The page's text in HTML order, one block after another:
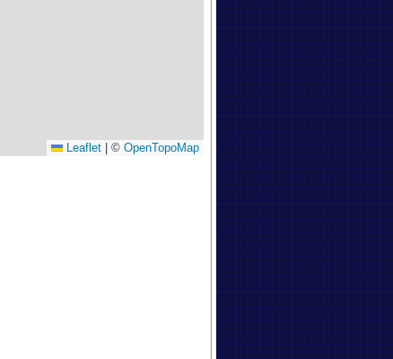
Leaflet © OpenTopoMap